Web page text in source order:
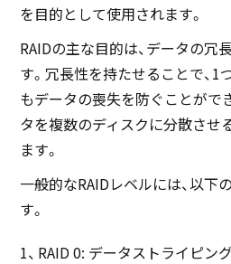
を目的として使用されます。
RAIDの主な目的は、データの冗
す。冗長性を持たせることで、1
もデータの喪失を防ぐことがで
タを複数のディスクに分散させ
ます。
一般的なRAIDレベルには、以下
す。
RAID 0: データストライピン